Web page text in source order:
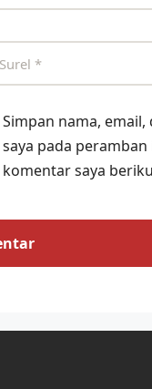
Simpan nama, email,
saya pada
komentar saya